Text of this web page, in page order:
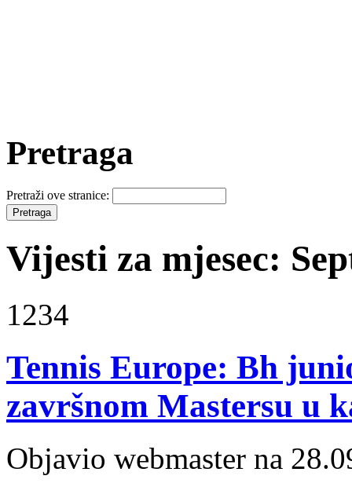
Pretraga
Pretraži ove stranice:
Vijesti za mjesec:
1234
Tennis Europe: Bh
završnom Mastersu u
Objavio webmaster na